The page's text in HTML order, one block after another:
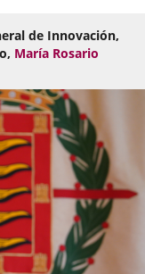
de Innovación,
María Rosario